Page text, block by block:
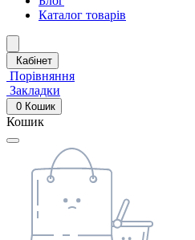
Каталог товарів
Кабінет
Порівняння
Закладки
0 Кошик
Кошик